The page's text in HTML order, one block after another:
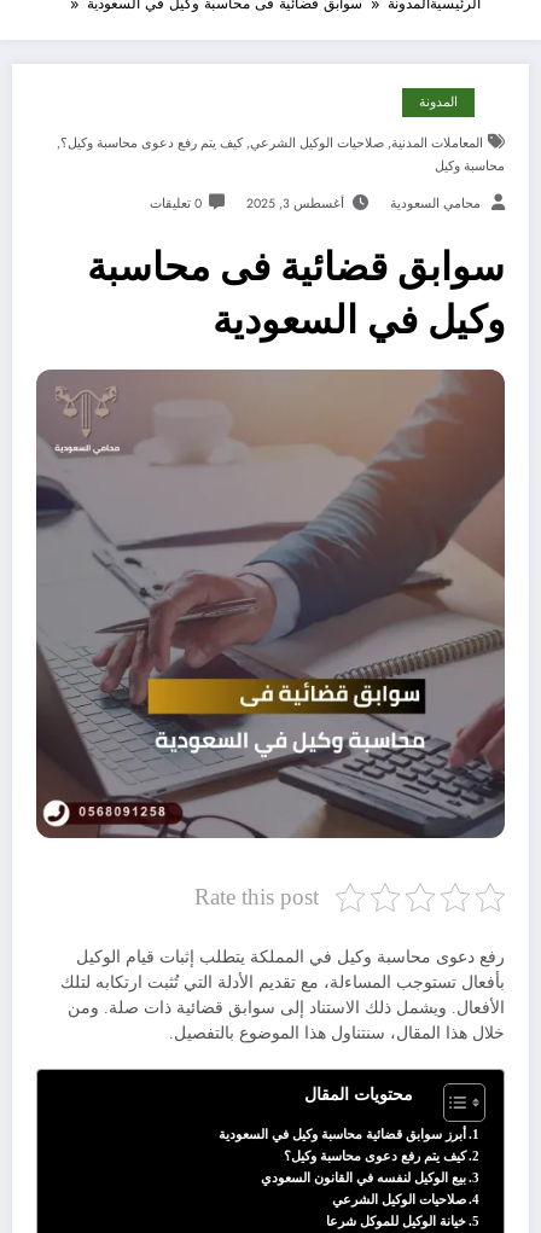
المدونة
المعاملات المدنية, صلاحيات الوكيل الشرعي,كيف يتم رفع دعوى محاسبة وكيل؟,
محاسبة وكيل
محامي السعودية أغسطس 3, 2025 0 تعليقات
سوابق قضائية فى محاسبة
وكيل في السعودية
Rate this post
رفع دعوى محاسبة وكيل في المملكة يتطلب إثبات قيام الوكيل
بأفعال تستوجب المساءلة، مع تقديم الأدلة التي تُثبت ارتكابه لتلك
الأفعال. ويشمل ذلك الاستناد إلى سوابق قضائية ذات صلة. ومن
خلال هذا المقال، سنتناول هذا الموضوع بالتفصيل.
محتويات المقال
أبرز سوابق قضائية محاسبة وكيل في السعودية
كيف يتم رفع دعوى محاسبة وكيل؟
بيع الوكيل لنفسه في القانون السعودي
صلاحيات الوكيل الشرعي
خيانة الوكيل للموكل شرعا